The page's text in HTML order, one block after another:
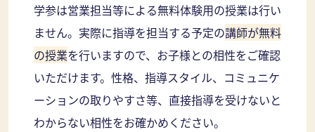
学参は営業担当等による無料体験用の授業は行い
ません。実際に指導を担当する予定の講師が無料
の授業を行いますので、お子様との相性をご確認
いただけます。性格、指導スタイル、コミュニケ
ーションの取りやすさ等、直接指導を受けないと
わからない相性をお確かめください。